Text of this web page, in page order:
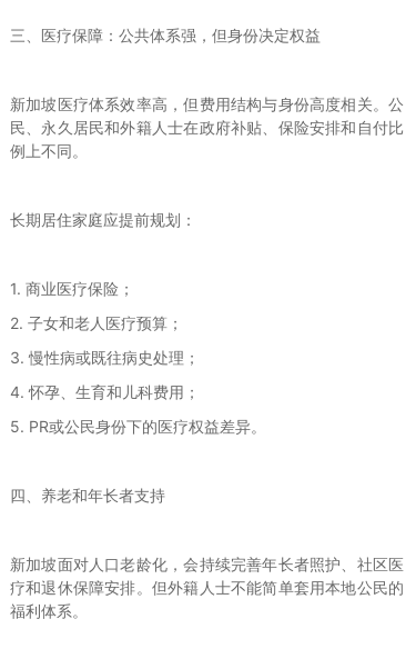
三、医疗保障：公共体系强，但身份决定权益
新加坡医疗体系效率高，但费用结构与身份高度相关。公
民、永久居民和外籍人士在政府补贴、保险安排和自付比
例上不同。
长期居住家庭应提前规划：
1. 商业医疗保险；
2. 子女和老人医疗预算；
3. 慢性病或既往病史处理；
4. 怀孕、生育和儿科费用；
5. PR或公民身份下的医疗权益差异。
四、养老和年长者支持
新加坡面对人口老龄化，会持续完善年长者照护、社区医
疗和退休保障安排。但外籍人士不能简单套用本地公民的
福利体系。